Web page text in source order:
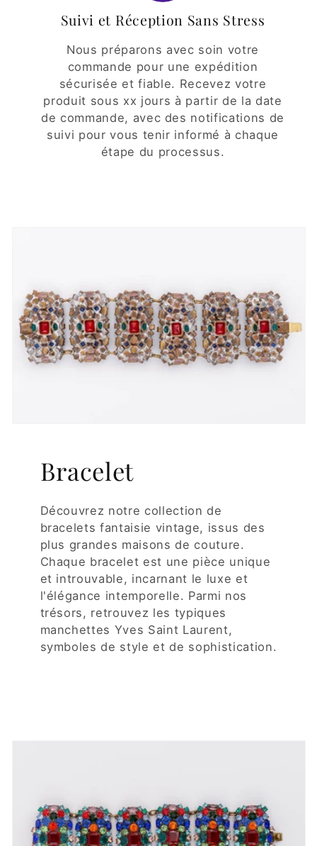
Suivi et Réception Sans Stress
Nous préparons avec soin votre
commande pour une expédition
sécurisée et fiable. Recevez votre
produit sous xx jours à partir de la date
de commande, avec des notifications de
suivi pour vous tenir informé à chaque
étape du processus.
Bracelet
Découvrez notre collection de
bracelets fantaisie vintage, issus des
plus grandes maisons de couture.
Chaque bracelet est une pièce unique
et introuvable, incarnant le luxe et
l'élégance intemporelle. Parmi nos
trésors, retrouvez les typiques
manchettes Yves Saint Laurent,
symboles de style et de sophistication.